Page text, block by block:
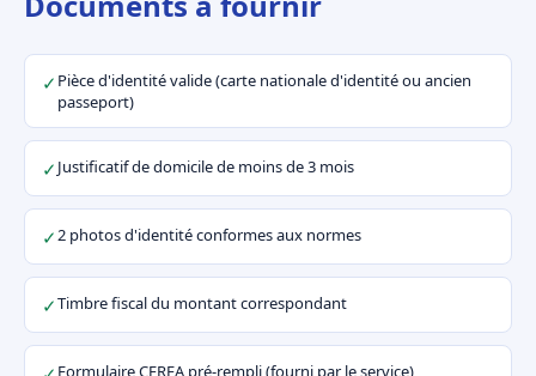
✓ Pièce d'identité valide (carte nationale d'identité ou ancien
passeport)
✓Justificatif de domicile de moins de 3 mois
✓2 photos d'identité conformes aux normes
✓Timbre fiscal du montant correspondant
Formulaire CERFA pré-rempli (fourni par le service)